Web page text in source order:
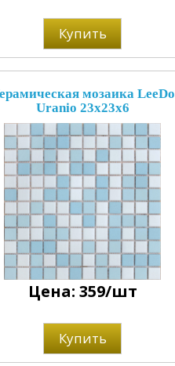
Купить
мозаика LeeDo
Uranio 23x23x6
Цена: 359/шт
Купить